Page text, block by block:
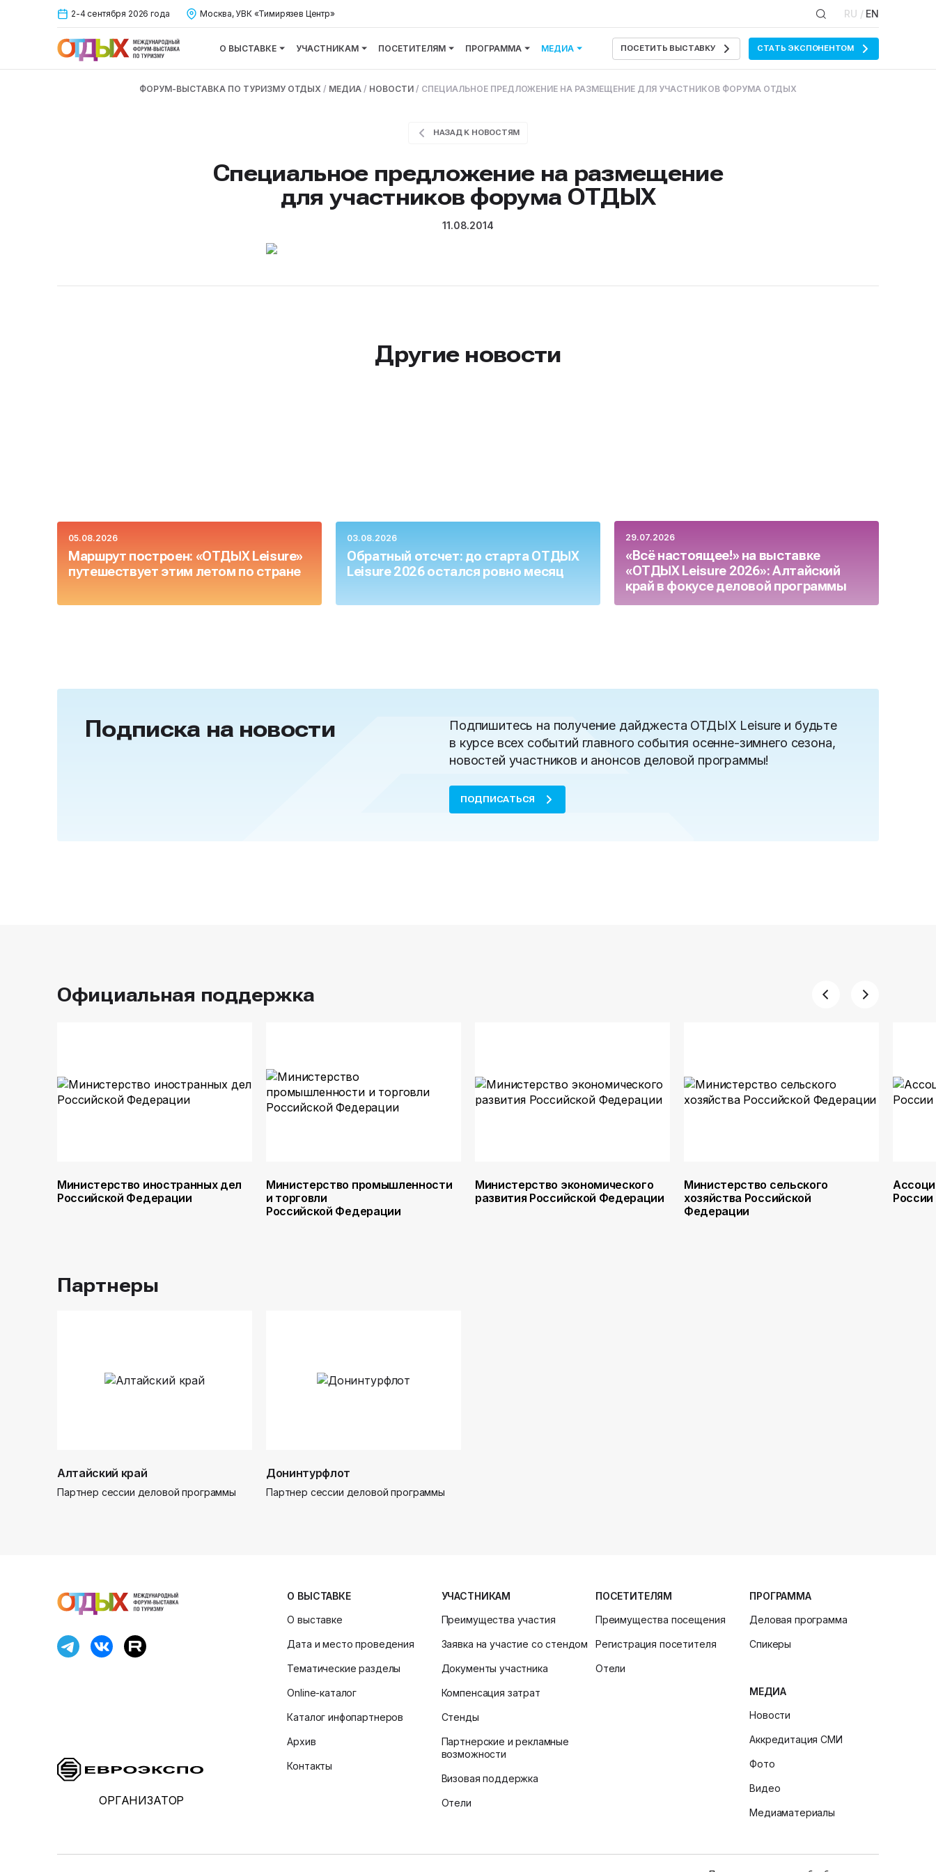
RU / EN
О ВЫСТАВКЕ УЧАСТНИКАМ ПОСЕТИТЕЛЯМ ПРОГРАММА МЕДИА
2-4 сентября 2026 года Москва, УВК «Тимирязев Центр»
ПОСЕТИТЬ ВЫСТАВКУ СТАТЬ ЭКСПОНЕНТОМ
ФОРУМ-ВЫСТАВКА ПО ТУРИЗМУ ОТДЫХ / МЕДИА / НОВОСТИ / СПЕЦИАЛЬНОЕ ПРЕДЛОЖЕНИЕ НА РАЗМЕЩЕНИЕ ДЛЯ УЧАСТНИКОВ ФОРУМА ОТДЫХ
НАЗАД К НОВОСТЯМ
Специальное предложение на размещение
для участников форума ОТДЫХ
11.08.2014
Другие новости
05.08.2026
Маршрут построен: «ОТДЫХ Leisure»
путешествует этим летом по стране
03.08.2026
Обратный отсчет: до старта ОТДЫХ
Leisure 2026 остался ровно месяц
29.07.2026
«Всё настоящее!» на выставке
«ОТДЫХ Leisure 2026»: Алтайский
край в фокусе деловой программы
Подписка на новости
Подпишитесь на получение дайджеста ОТДЫХ Leisure и будьте
в курсе всех событий главного события осенне-зимнего сезона,
новостей участников и анонсов деловой программы!
ПОДПИСАТЬСЯ
Официальная поддержка
Министерство иностранных дел
Российской Федерации
Министерство промышленности
и торговли
Российской Федерации
Министерство экономического
развития Российской Федерации
Министерство сельского
хозяйства Российской
Федерации
России
Партнеры
Алтайский край
Партнер сессии деловой программы
Донинтурфлот
Партнер сессии деловой программы
ОРГАНИЗАТОР
О ВЫСТАВКЕ
О выставке
Дата и место проведения
Тематические разделы
Online-каталог
Каталог инфопартнеров
Архив
Контакты
УЧАСТНИКАМ
Преимущества участия
Заявка на участие со стендом
Документы участника
Компенсация затрат
Стенды
Партнерские и рекламные
возможности
Визовая поддержка
Отели
ПОСЕТИТЕЛЯМ
Преимущества посещения
Регистрация посетителя
Отели
ПРОГРАММА
Деловая программа
Спикеры
МЕДИА
Новости
Аккредитация СМИ
Фото
Видео
Медиаматериалы